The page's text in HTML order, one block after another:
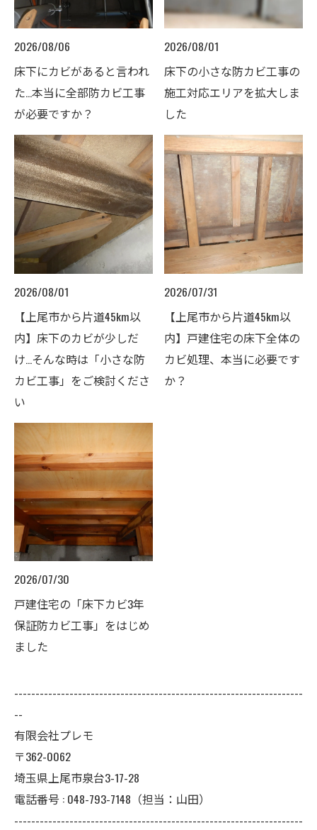
2026/08/06
床下にカビがあると言われ
た…本当に全部防カビ工事
が必要ですか？
2026/08/01
床下の小さな防カビ工事の
施工対応エリアを拡大しま
した
2026/08/01
【上尾市から片道45km以
内】床下のカビが少しだ
け…そんな時は「小さな防
カビ工事」をご検討くださ
い
2026/07/31
【上尾市から片道45km以
内】戸建住宅の床下全体の
カビ処理、本当に必要です
か？
2026/07/30
戸建住宅の「床下カビ3年
保証防カビ工事」をはじめ
ました
--------------------------------------------------------------------
--
有限会社プレモ
〒362-0062
埼玉県上尾市泉台3-17-28
電話番号 : 048-793-7148（担当：山田）
--------------------------------------------------------------------